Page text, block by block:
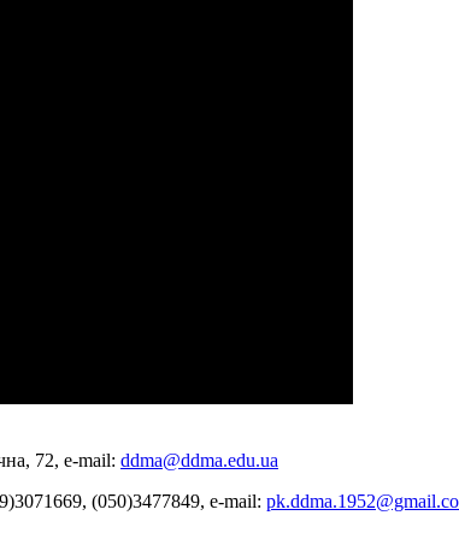
72, е-mail: ddma@ddma.edu.ua
(050)3477849, e-mail: